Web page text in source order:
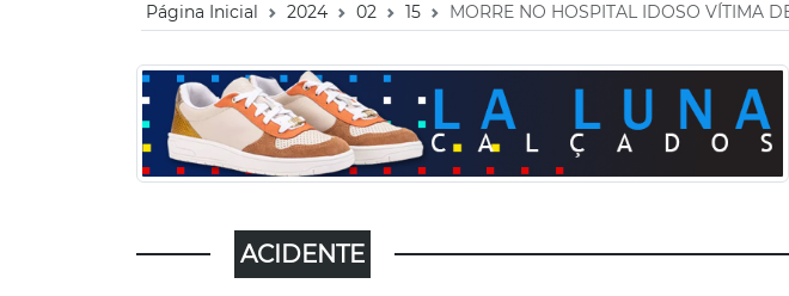
Página Inicial 2024 02 15 MORRE NO HOSPITAL IDOSO VÍTIMA
ACIDENTE